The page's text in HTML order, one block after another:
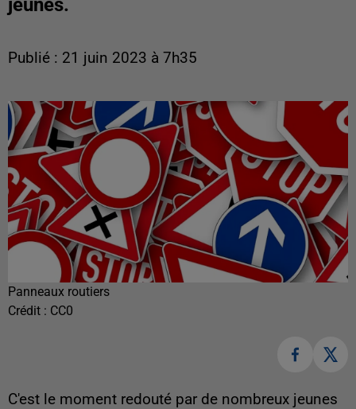
jeunes.
Publié : 21 juin 2023 à 7h35
Panneaux routiers
Crédit : CC0
C'est le moment redouté par de nombreux jeunes